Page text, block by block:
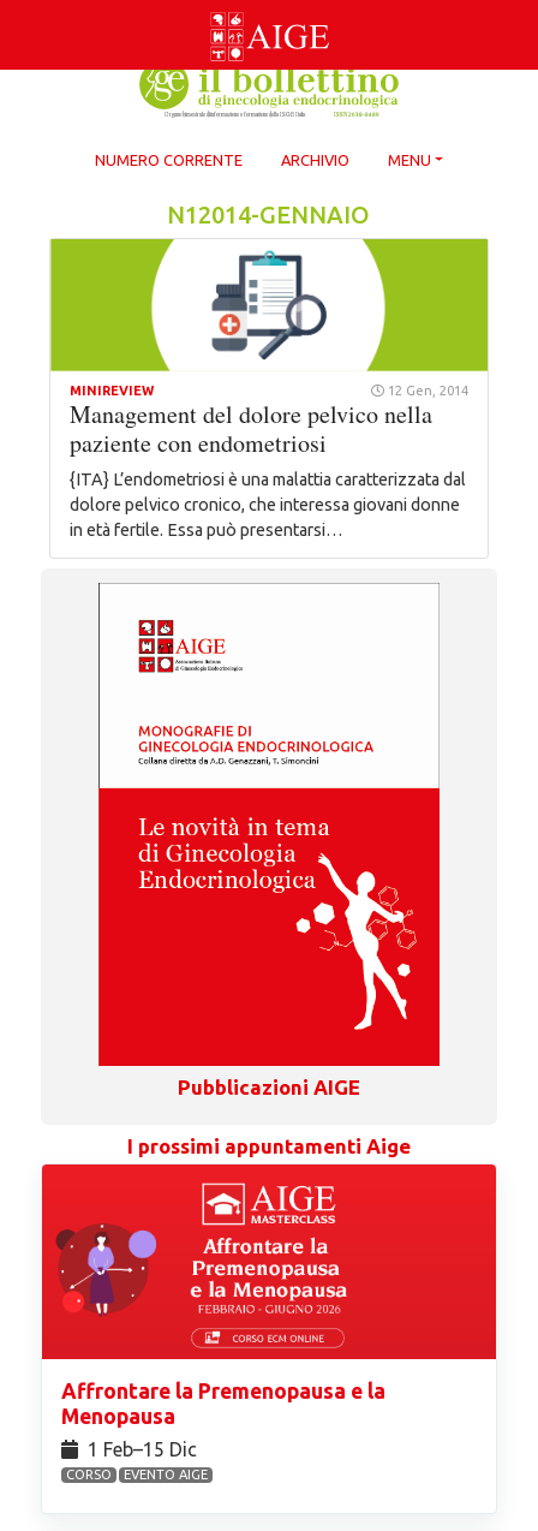
NUMERO CORRENTE ARCHIVIO MENU
N12014-GENNAIO
MINIREVIEW 12 Gen, 2014
Management del dolore pelvico nella
paziente con endometriosi
{ITA} L’endometriosi è una malattia caratterizzata dal
dolore pelvico cronico, che interessa giovani donne
in età fertile. Essa può presentarsi…
Pubblicazioni AIGE
I prossimi appuntamenti Aige
Affrontare la Premenopausa e la
Menopausa
1 Feb⁠–15 Dic
CORSO EVENTO AIGE